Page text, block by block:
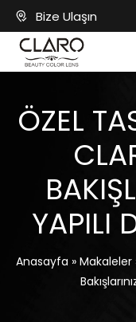
Bize Ulaşın
ÖZEL
YAPILI
Anasayfa » Makaleler